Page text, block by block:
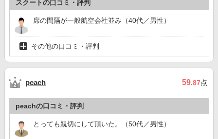
スクートの口コミ・評判
席の間隔が一般航空会社並み（40代／男性）
その他の口コミ・評判
peach 59.87点
peachの口コミ・評判
とっても親切にして頂いた。（50代／男性）